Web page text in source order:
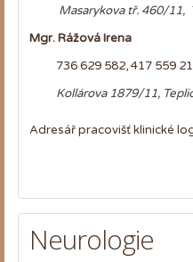
Masarykova tř. 460/11,
Mgr. Rážová Irena
736 629 582, 417 559
Kollárova 1879/11,
Adresář pracovišť klinické
Neurologie